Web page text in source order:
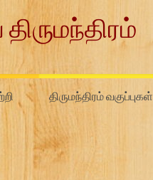
திருமந்திரம் வகுப்புகள்